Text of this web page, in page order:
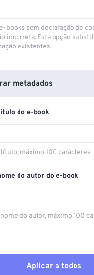
books sem declaração de
incorreta. Esta opção
existentes.
metadados
do e-book
máximo 100 caracteres
do autor do e-book
do autor, máximo 100
Aplicar a todos